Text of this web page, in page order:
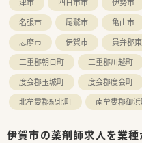
ています。
名張市
尾鷲市 亀山市
志摩市
伊賀市 員弁郡
三重郡朝日町
三重郡川越町
度会郡玉城町
度会郡度会町
北牟婁郡紀北町
南牟婁郡御
伊賀市の薬剤師求人を業種